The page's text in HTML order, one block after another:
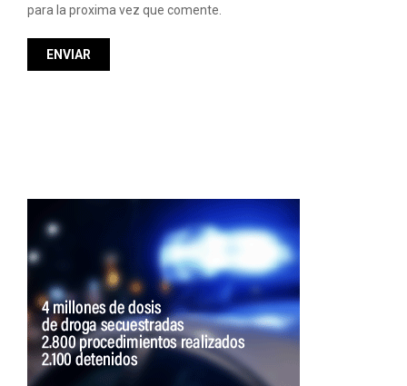
para la proxima vez que comente.